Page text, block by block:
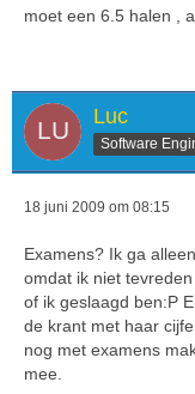
moet een 6.5 halen ,
Luc
Software
18 juni 2009 om 08:15
Examens? Ik ga
omdat ik niet
of ik geslaagd ben:P
de krant met haar
nog met examens
mee.